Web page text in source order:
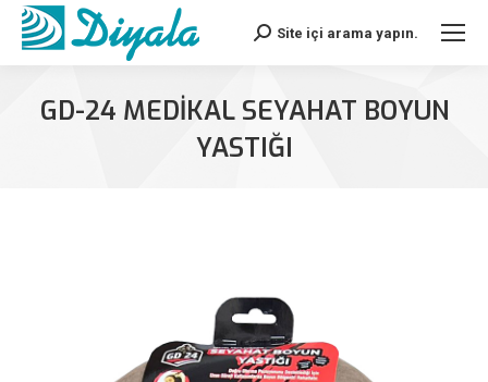
Search:Site içi arama yapın.
GD-24 MEDIKAL SEYAHAT BOYUN
YASTIĞI